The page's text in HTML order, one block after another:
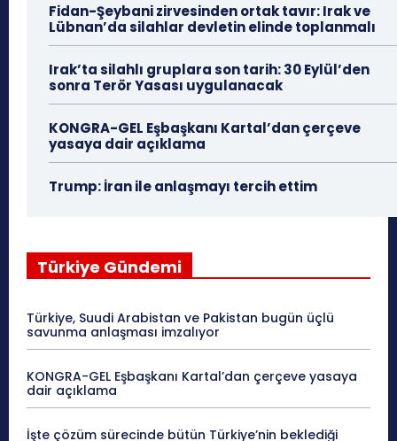
Fidan-Şeybani zirvesinden ortak tavır: Irak ve
Lübnan’da silahlar devletin elinde toplanmalı
Irak’ta silahlı gruplara son tarih: 30 Eylül’den
sonra Terör Yasası uygulanacak
KONGRA-GEL Eşbaşkanı Kartal’dan çerçeve
yasaya dair açıklama
Trump: İran ile anlaşmayı tercih ettim
Türkiye Gündemi
Türkiye, Suudi Arabistan ve Pakistan bugün üçlü
savunma anlaşması imzalıyor
KONGRA-GEL Eşbaşkanı Kartal’dan çerçeve yasaya
dair açıklama
İşte çözüm sürecinde bütün Türkiye’nin beklediği